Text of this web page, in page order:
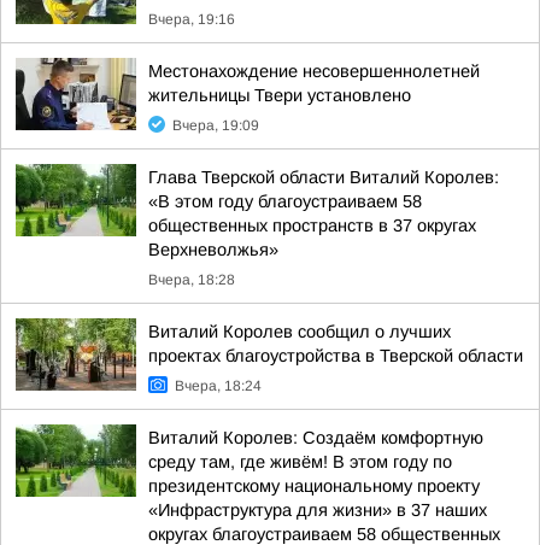
Вчера, 19:16
Местонахождение несовершеннолетней
жительницы Твери установлено
Вчера, 19:09
Глава Тверской области Виталий Королев:
«В этом году благоустраиваем 58
общественных пространств в 37 округах
Верхневолжья»
Вчера, 18:28
Виталий Королев сообщил о лучших
проектах благоустройства в Тверской области
Вчера, 18:24
Виталий Королев: Создаём комфортную
среду там, где живём! В этом году по
президентскому национальному проекту
«Инфраструктура для жизни» в 37 наших
округах благоустраиваем 58 общественных